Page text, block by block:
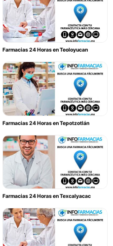
Farmacias 24 Horas en Teoloyucan
Farmacias 24 Horas en Tepotzotlán
Farmacias 24 Horas en Texcalyacac